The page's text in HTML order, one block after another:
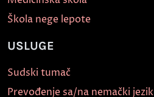
Škola nege lepote
USLUGE
Sudski tumač
Prevođenje sa/na nemački jezik